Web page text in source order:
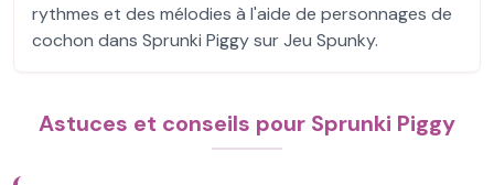
rythmes et des mélodies à l'aide de personnages de
cochon dans Sprunki Piggy sur Jeu Spunky.
Astuces et conseils pour Sprunki Piggy